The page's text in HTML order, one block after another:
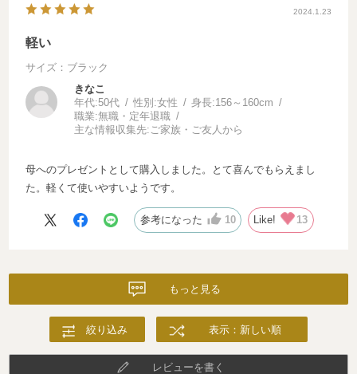
2024.1.23
軽い
サイズ：ブラック
きなこ
年代:50代 性別:女性 身長:156～160cm
職業:無職・定年退職
主な情報収集先: ご家族・ご友人から
母へのプレゼントとして購入しました。とて喜んでもらえまし
た。軽くて使いやすいようです。
参考になった 10 Like! 13
もっと見る
絞り込み 表示：新しい順
レビューを書く